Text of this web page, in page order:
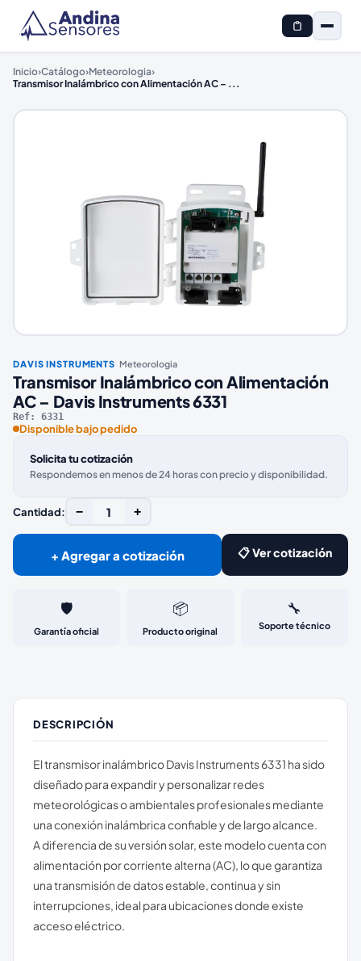
Inicio›Catálogo›Meteorologia›
Transmisor Inalámbrico con Alimentación AC – ...
DAVIS INSTRUMENTS Meteorologia
Transmisor Inalámbrico con Alimentación
AC – Davis Instruments 6331
Ref: 6331
Disponible bajo pedido
Solicita tu cotización
Respondemos en menos de 24 horas con precio y disponibilidad.
Cantidad: − 1 +
+ Agregar a cotización 📋 Ver cotización
🛡️
Garantía oficial
📦
Producto original
🔧
Soporte técnico
DESCRIPCIÓN
El transmisor inalámbrico Davis Instruments 6331 ha sido
diseñado para expandir y personalizar redes
meteorológicas o ambientales profesionales mediante
una conexión inalámbrica confiable y de largo alcance.
A diferencia de su versión solar, este modelo cuenta con
alimentación por corriente alterna (AC), lo que garantiza
una transmisión de datos estable, continua y sin
interrupciones, ideal para ubicaciones donde existe
acceso eléctrico.